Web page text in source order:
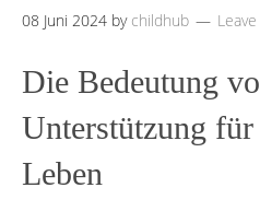
08 Juni 2024 by childhub
Die Bedeutung
Unterstützung für
Leben